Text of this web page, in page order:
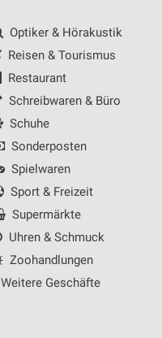
Optiker & Hörakustik
Reisen & Tourismus
Restaurant
Schreibwaren & Büro
Schuhe
Sonderposten
Spielwaren
Sport & Freizeit
Supermärkte
Uhren & Schmuck
Zoohandlungen
Weitere Geschäfte